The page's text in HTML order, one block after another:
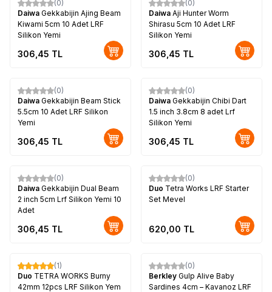
(0)
Daiwa Gekkabijin Ajing Beam
Kiwami 5cm 10 Adet LRF
Silikon Yemi
306,45 TL
Yeni
(0)
Daiwa Aji Hunter Worm
Shirasu 5cm 10 Adet LRF
Silikon Yemi
306,45 TL
Yeni
(0)
Daiwa Gekkabijin Beam Stick
5.5cm 10 Adet LRF Silikon
Yemi
306,45 TL
Yeni
(0)
Daiwa Gekkabijin Chibi Dart
1.5 inch 3.8cm 8 adet Lrf
Silikon Yemi
306,45 TL
Yeni
(0)
Daiwa Gekkabijin Dual Beam
2 inch 5cm Lrf Silikon Yemi 10
Adet
306,45 TL
(0)
Duo Tetra Works LRF Starter
Set Mevel
620,00 TL
(1)
Duo TETRA WORKS Burny
42mm 12pcs LRF Silikon Yem
(0)
Berkley Gulp Alive Baby
Sardines 4cm – Kavanoz LRF